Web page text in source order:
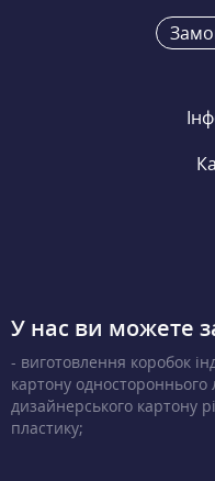
У нас ви можете
- виготовлення коробок
картону
дизайнерського картону
пластику;